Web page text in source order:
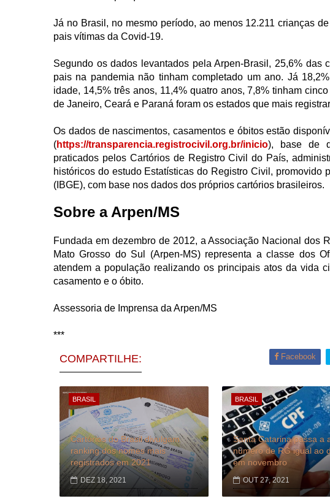
Já no Brasil, no mesmo período, ao menos 12.211 crianças
pais vítimas da Covid-19.
Segundo os dados levantados pela Arpen-Brasil, 25,6%
pais na pandemia não tinham completado um ano. Já
idade, 14,5% três anos, 11,4% quatro anos, 7,8% tinham
de Janeiro, Ceará e Paraná foram os estados que mais
Os dados de nascimentos, casamentos e óbitos estão
(https://transparencia.registrocivil.org.br/inicio), base de
praticados pelos Cartórios de Registro Civil do País,
históricos do estudo Estatísticas do Registro Civil, promovido
(IBGE), com base nos dados dos próprios cartórios brasileiros.
Sobre a Arpen/MS
Fundada em dezembro de 2012, a Associação Nacional dos
Mato Grosso do Sul (Arpen-MS) representa a classe dos
atendem a população realizando os principais atos da vida
casamento e o óbito.
Assessoria de Imprensa da Arpen/MS
***
COMPARTILHE: Facebook
BRASIL
Cartórios do Brasil divulgam
ranking dos nomes mais
registrados em 2021
DEZ 18, 2021
BRASIL
Santa Catarina passa a
número de RG igual ao
em novembro
OUT 27, 2021